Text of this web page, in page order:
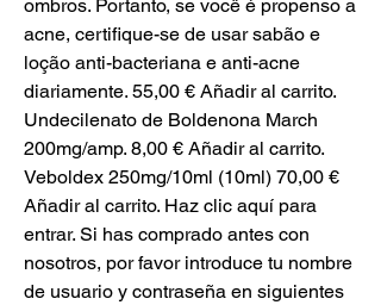
ombros. Portanto, se você é propenso a
acne, certifique-se de usar sabão e
loção anti-bacteriana e anti-acne
diariamente. 55,00 € Añadir al carrito.
Undecilenato de Boldenona March
200mg/amp. 8,00 € Añadir al carrito.
Veboldex 250mg/10ml (10ml) 70,00 €
Añadir al carrito. Haz clic aquí para
entrar. Si has comprado antes con
nosotros, por favor introduce tu nombre
de usuario y contraseña en siguientes